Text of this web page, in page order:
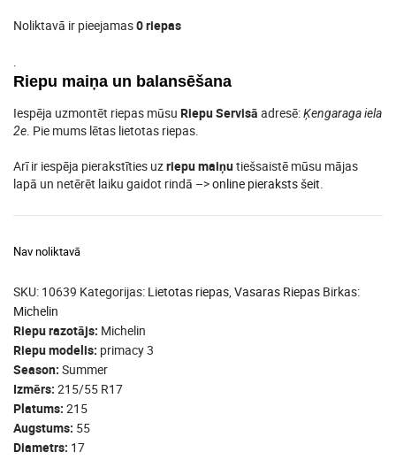
Noliktavā ir pieejamas0 riepas
.
Riepu maiņa un balansēšana
Iespēja uzmontēt riepas mūsu Riepu Servisā adresē:Ķengaraga iela
2e. Pie mums lētas lietotas riepas.
Arī ir iespēja pierakstīties uzriepu maiņutiešsaistē mūsu mājas
lapā un netērēt laiku gaidot rindā –>online pieraksts šeit.
Nav noliktavā
SKU: 10639 Kategorijas: Lietotas riepas, Vasaras Riepas Birkas:
Michelin
Riepu razotājs Michelin
Riepu modelis primacy 3
Season Summer
Izmērs 215/55 R17
Platums 215
Augstums 55
Diametrs 17